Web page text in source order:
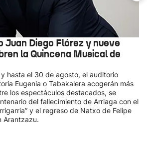
Juan Diego Flórez y nueve
la Quincena Musical de
hasta el 30 de agosto, el auditorio
Eugenia o Tabakalera acogerán más
los espectáculos destacados, se
del fallecimiento de Arriaga con el
y el regreso de Natxo de Felipe
Arantzazu.